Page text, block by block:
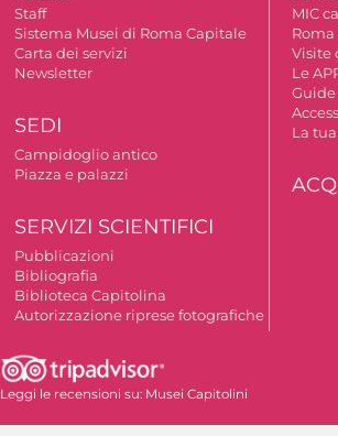
Staff
Sistema Musei di Roma Capitale
Carta dei servizi
Newsletter
SEDI
Campidoglio antico
Piazza e palazzi
SERVIZI SCIENTIFICI
Pubblicazioni
Bibliografia
Biblioteca Capitolina
Autorizzazione riprese fotografiche
MIC
Roma
Visite
Le
La
Leggi le recensioni su: Musei Capitolini